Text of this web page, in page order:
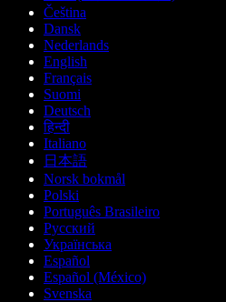
Čeština
Dansk
Nederlands
English
Français
Suomi
Deutsch
हिन्दी
Italiano
日本語
Norsk bokmål
Polski
Português Brasileiro
Русский
Українська
Español
Español (México)
Svenska